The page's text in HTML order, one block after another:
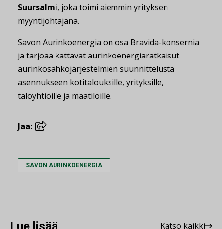
Suursalmi, joka toimi aiemmin yrityksen
myyntijohtajana.
Savon Aurinkoenergia on osa Bravida-konsernia
ja tarjoaa kattavat aurinkoenergiaratkaisut
aurinkosähköjärjestelmien suunnittelusta
asennukseen kotitalouksille, yrityksille,
taloyhtiöille ja maatiloille.
Jaa:
SAVON AURINKOENERGIA
Lue lisää Katso kaikki